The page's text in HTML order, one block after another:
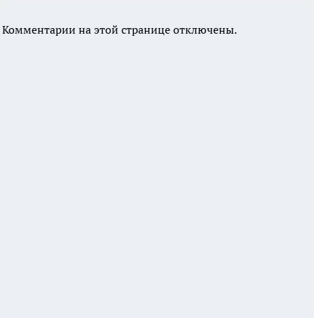
Комментарии на этой странице отключены.